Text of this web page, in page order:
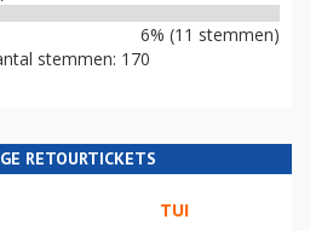
6% (11 stemmen)
stemmen: 170
RETOURTICKETS
TUI